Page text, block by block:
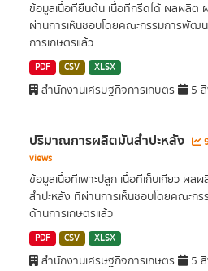
ข้อมูลเนื้อที่ยืนต้น เนื้อที่กรีดได้ ผลผลิต
ผ่านการเห็นชอบโดยคณะกรรมการพั
การเกษตรแล้ว
PDF CSV XLSX
สำนักงานเศรษฐกิจการเกษตร 5 สิ
ปริมาณการผลิตมันสำปะหลัง
views
ข้อมูลเนื้อที่เพาะปลูก เนื้อที่เก็บเกี่ยว ผ
สำปะหลัง ที่ผ่านการเห็นชอบโดยคณะ
ด้านการเกษตรแล้ว
PDF CSV XLSX
สำนักงานเศรษฐกิจการเกษตร 5 สิ